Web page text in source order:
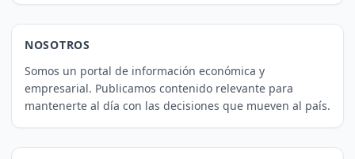
NOSOTROS
Somos un portal de información económica y
empresarial. Publicamos contenido relevante para
mantenerte al día con las decisiones que mueven al país.